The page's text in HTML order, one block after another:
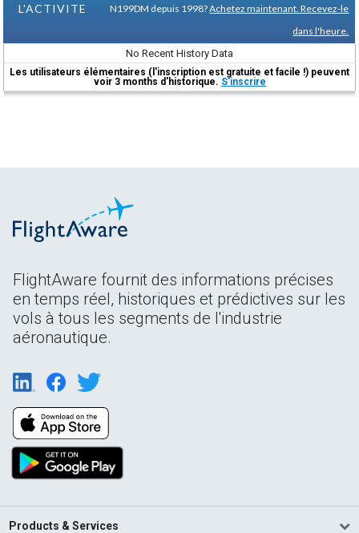
L'ACTIVITE
N199DM depuis 1998?Achetez maintenant. Recevez-le
dans l'heure.
No Recent History Data
Les utilisateurs élémentaires (l'inscription est gratuite et facile !) peuvent
voir 3 months d'historique. S'inscrire
FlightAware fournit des informations précises
en temps réel, historiques et prédictives sur les
vols à tous les segments de l'industrie
aéronautique.
Products & Services